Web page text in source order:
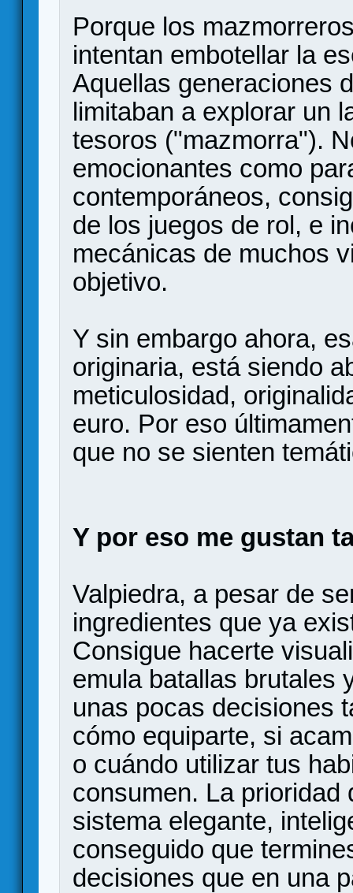
Porque los
intentan embotellar la
Aquellas generaciones
limitaban a explorar un
tesoros ("mazmorra").
emocionantes como
contemporáneos,
de los juegos de rol, e
mecánicas de muchos
objetivo.
Y sin embargo ahora,
originaria, está siendo
meticulosidad,
euro. Por eso
que no se sienten
Y por eso me gustan
Valpiedra, a pesar de
ingredientes que ya
Consigue hacerte
emula batallas brutales
unas pocas decisiones
cómo equiparte, si
o cuándo utilizar tus
consumen. La prioridad
sistema elegante,
conseguido que
decisiones que en una